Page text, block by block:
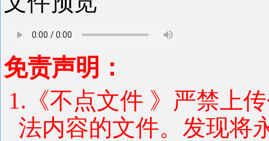
免责声明：
1.《不点文件 》严禁上
法内容的文件。发现将